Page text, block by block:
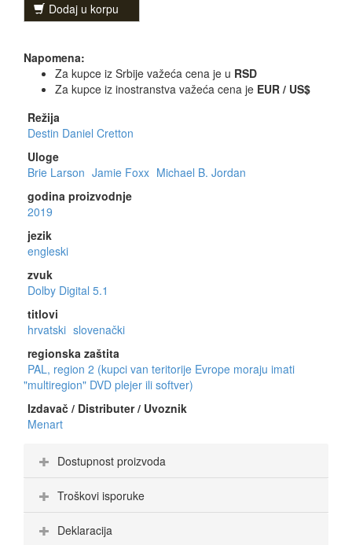
Dodaj u korpu
Napomena:
Za kupce iz Srbije važeća cena je u RSD
Za kupce iz inostranstva važeća cena je EUR / US$
Režija
Destin Daniel Cretton
Uloge
Brie Larson Jamie Foxx Michael B. Jordan
godina proizvodnje
2019
jezik
engleski
zvuk
Dolby Digital 5.1
titlovi
hrvatski slovenački
regionska zaštita
PAL, region 2 (kupci van teritorije Evrope moraju imati
"multiregion" DVD plejer ili softver)
Izdavač / Distributer / Uvoznik
Menart
Dostupnost proizvoda
Troškovi isporuke
Deklaracija